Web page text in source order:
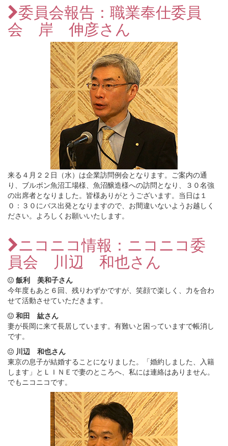
委員会報告：職業奉仕委員
会 岸 伸彦さん
来る４月２２日（水）は企業訪問例会となります。ご案内の通
り、ブルボン魚沼工場様、魚沼醸造様への訪問となり、３０名強
の出席者となりました。皆様ありがとうございます。当日は１
０：３０にバス出発となりますので、お間違いないようお越しく
ださい。よろしくお願いいたします。
ニコニコ情報：ニコニコ委
員会 川辺 和也さん
飯利 美和子さん
今年度もあと６回、残りわずかですが、笑顔で楽しく、力を合わ
せて活動させていただきます。
和田 紘さん
妻が長岡に来て長居しています。有難いと困っていますで帳消し
です。
川辺 和也さん
東京の息子が結婚することになりました。「婚約しました、入籍
します」とＬＩＮＥで妻のところへ、私には連絡はありません。
でもニコニコです。